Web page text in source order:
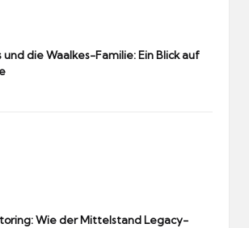
die Waalkes-Familie: Ein Blick auf
Wie der Mittelstand Legacy-